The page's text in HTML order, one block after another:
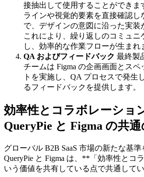
接抽出して使用することができま
ラインや視覚的要素を直接確認し
で、デザインの意図に沿った実装
これにより、繰り返しのコミュニ
し、効率的な作業フローが生まれ
QA およびフィードバック 最終製
チームは Figma の企画画面とスペ
トを実施し、QA プロセスで発生
るフィードバックを提供します。
効率性とコラボレーショ
QueryPie と Figma の共
グローバル B2B SaaS 市場の新たな基
QueryPie と Figma は、**「効率性とコ
いう価値を共有している点で共通してい